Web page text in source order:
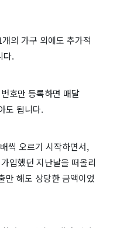
의 가구 외에도 추가적
다.
호만 등록하면 매달
도 됩니다.
씩 오르기 시작하면서,
입했던 지난날을 떠올리
만 해도 상당한 금액이었